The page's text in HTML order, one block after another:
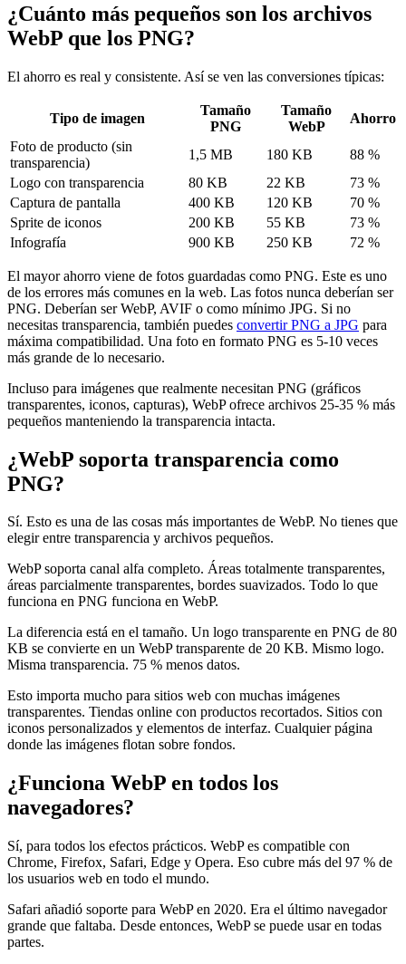
¿Cuánto más pequeños son los archivos
WebP que los PNG?
El ahorro es real y consistente. Así se ven las conversiones típicas:
Tipo de imagen
Tamaño
PNG
Tamaño
WebP
Ahorro
Foto de producto (sin
transparencia)
1,5 MB 180 KB
88 %
Logo con transparencia
80 KB 22 KB
73 %
Captura de pantalla
400 KB 120 KB
70 %
Sprite de iconos
200 KB 55 KB
73 %
Infografía
900 KB 250 KB 72 %
El mayor ahorro viene de fotos guardadas como PNG. Este es uno
de los errores más comunes en la web. Las fotos nunca deberían ser
PNG. Deberían ser WebP, AVIF o como mínimo JPG. Si no
necesitas transparencia, también puedes convertir PNG a JPG para
máxima compatibilidad. Una foto en formato PNG es 5-10 veces
más grande de lo necesario.
Incluso para imágenes que realmente necesitan PNG (gráficos
transparentes, iconos, capturas), WebP ofrece archivos 25-35 % más
pequeños manteniendo la transparencia intacta.
¿WebP soporta transparencia como
PNG?
Sí. Esto es una de las cosas más importantes de WebP. No tienes que
elegir entre transparencia y archivos pequeños.
WebP soporta canal alfa completo. Áreas totalmente transparentes,
áreas parcialmente transparentes, bordes suavizados. Todo lo que
funciona en PNG funciona en WebP.
La diferencia está en el tamaño. Un logo transparente en PNG de 80
KB se convierte en un WebP transparente de 20 KB. Mismo logo.
Misma transparencia. 75 % menos datos.
Esto importa mucho para sitios web con muchas imágenes
transparentes. Tiendas online con productos recortados. Sitios con
iconos personalizados y elementos de interfaz. Cualquier página
donde las imágenes flotan sobre fondos.
¿Funciona WebP en todos los
navegadores?
Sí, para todos los efectos prácticos. WebP es compatible con
Chrome, Firefox, Safari, Edge y Opera. Eso cubre más del 97 % de
los usuarios web en todo el mundo.
Safari añadió soporte para WebP en 2020. Era el último navegador
grande que faltaba. Desde entonces, WebP se puede usar en todas
partes.